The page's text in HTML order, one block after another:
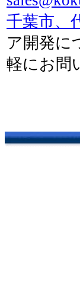
千葉市、
ア開発に
軽にお問